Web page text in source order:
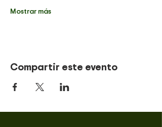
Mostrar más
Compartir este evento